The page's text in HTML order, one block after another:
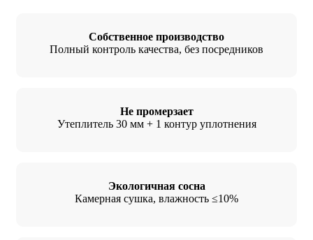
Собственное производство
Полный контроль качества, без посредников
Не промерзает
Утеплитель 30 мм + 1 контур уплотнения
Экологичная сосна
Камерная сушка, влажность ≤10%